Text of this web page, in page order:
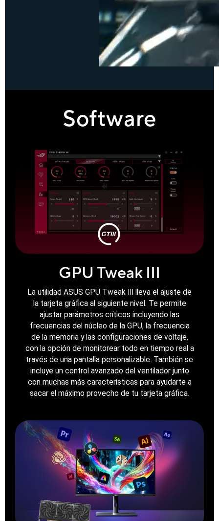
Software
GPU Tweak III
La utilidad ASUS GPU Tweak III lleva el ajuste de
la tarjeta gráfica al siguiente nivel. Te permite
ajustar parámetros críticos incluyendo las
frecuencias del núcleo de la GPU, la frecuencia
de la memoria y las configuraciones de voltaje,
con la opción de monitorear todo en tiempo real a
través de una pantalla personalizable. También se
incluye un control avanzado del ventilador junto
con muchas más características para ayudarte a
sacar el máximo provecho de tu tarjeta gráfica.